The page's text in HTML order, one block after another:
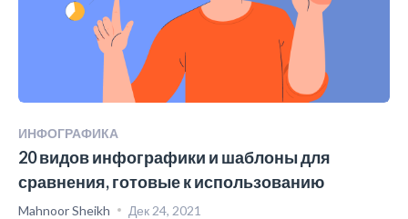
ИНФОГРАФИКА
20 видов инфографики и шаблоны для
сравнения, готовые к использованию
Mahnoor Sheikh Дек 24, 2021